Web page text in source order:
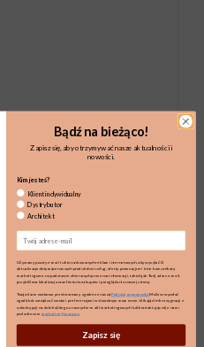
Bądź na bieżąco!
Zapisz się, aby otrzymywać nasze aktualności i
nowości.
Kim jesteś?
Klient indywidualny
Dystrybutor
Architekt
Email
Używamy poczty e-mail i ukierunkowanych reklam internetowych, aby wysyłać Ci
aktualizacje dotyczące naszych produktów i usług, oferty promocyjne i inne komunikaty
marketingowe, na podstawie zbieranych przez nas informacji, takich jak Twój adres e-mail,
przybliżona lokalizacja oraz historia zakupów i przeglądania naszej strony.
Twoje dane osobowe przetwarzamy zgodnie z nasząPolityką prywatności.Możesz wycofać
zgodę lub zarządzać swoimi preferencjami w dowolnym momencie, klikając link rezygnacji z
subskrypcji na dole każdego z naszych e-maili marketingowych lub kontaktując się z nami
pod adresem marketing@maro.eu
Zapisz się